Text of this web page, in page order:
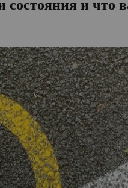
состояния и что